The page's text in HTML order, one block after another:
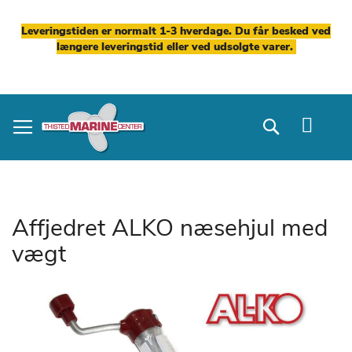
Leveringstiden er normalt 1-3 hverdage. Du får besked ved
længere leveringstid eller ved udsolgte varer.
to
Content
Search
Affjedret ALKO næsehjul med
vægt
slutningen